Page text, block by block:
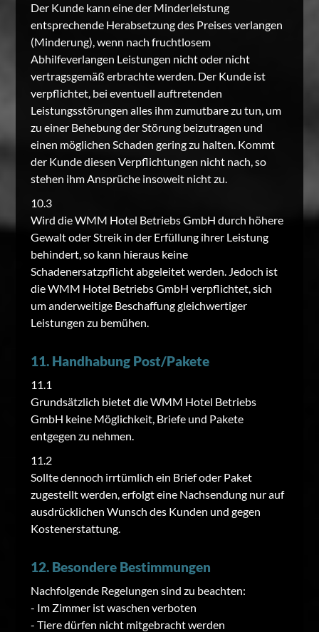
Der Kunde kann eine der Minderleistung
entsprechende Herabsetzung des Preises verlangen
(Minderung), wenn nach fruchtlosem
Abhilfeverlangen Leistungen nicht oder nicht
vertragsgemäß erbrachte werden. Der Kunde ist
verpflichtet, bei eventuell auftretenden
Leistungsstörungen alles ihm zumutbare zu tun, um
zu einer Behebung der Störung beizutragen und
einen möglichen Schaden gering zu halten. Kommt
der Kunde diesen Verpflichtungen nicht nach, so
stehen ihm Ansprüche insoweit nicht zu.
10.3
Wird die WMM Hotel Betriebs GmbH durch höhere
Gewalt oder Streik in der Erfüllung ihrer Leistung
behindert, so kann hieraus keine
Schadenersatzpflicht abgeleitet werden. Jedoch ist
die WMM Hotel Betriebs GmbH verpflichtet, sich
um anderweitige Beschaffung gleichwertiger
Leistungen zu bemühen.
11. Handhabung Post/Pakete
11.1
Grundsätzlich bietet die WMM Hotel Betriebs
GmbH keine Möglichkeit, Briefe und Pakete
entgegen zu nehmen.
11.2
Sollte dennoch irrtümlich ein Brief oder Paket
zugestellt werden, erfolgt eine Nachsendung nur auf
ausdrücklichen Wunsch des Kunden und gegen
Kostenerstattung.
12. Besondere Bestimmungen
Nachfolgende Regelungen sind zu beachten:
- Im Zimmer ist waschen verboten
- Tiere dürfen nicht mitgebracht werden